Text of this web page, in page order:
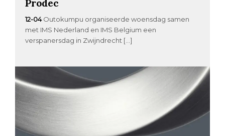
Prodec
12-04 Outokumpu organiseerde woensdag samen
met IMS Nederland en IMS Belgium een
verspanersdag in Zwijndrecht […]